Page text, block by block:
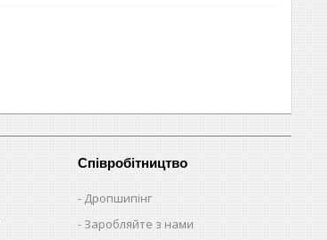
Співробітництво
Дропшипінг
Заробляйте з нами